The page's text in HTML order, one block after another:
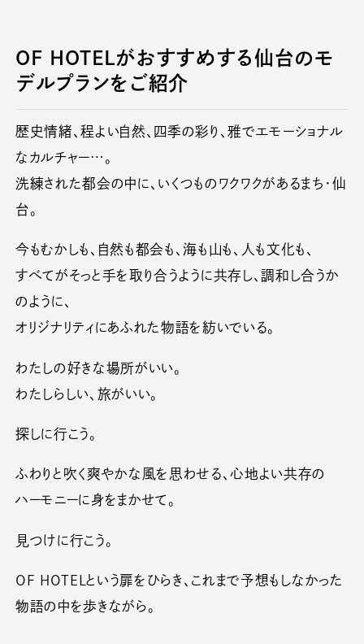
OF HOTELがおすすめする仙台のモ
デルプランをご紹介
歴史情緒、程よい自然、四季の彩り、雅でエモーショナル
なカルチャー…。
洗練された都会の中に、いくつものワクワクがあるまち・仙
台。
今もむかしも、自然も都会も、海も山も、人も文化も、
すべてがそっと手を取り合うように共存し、調和し合うか
のように、
オリジナリティにあふれた物語を紡いでいる。
わたしの好きな場所がいい。
わたしらしい、旅がいい。
探しに行こう。
ふわりと吹く爽やかな風を思わせる、心地よい共存の
ハーモニーに身をまかせて。
見つけに行こう。
OF HOTELという扉をひらき、これまで予想もしなかった
物語の中を歩きながら。